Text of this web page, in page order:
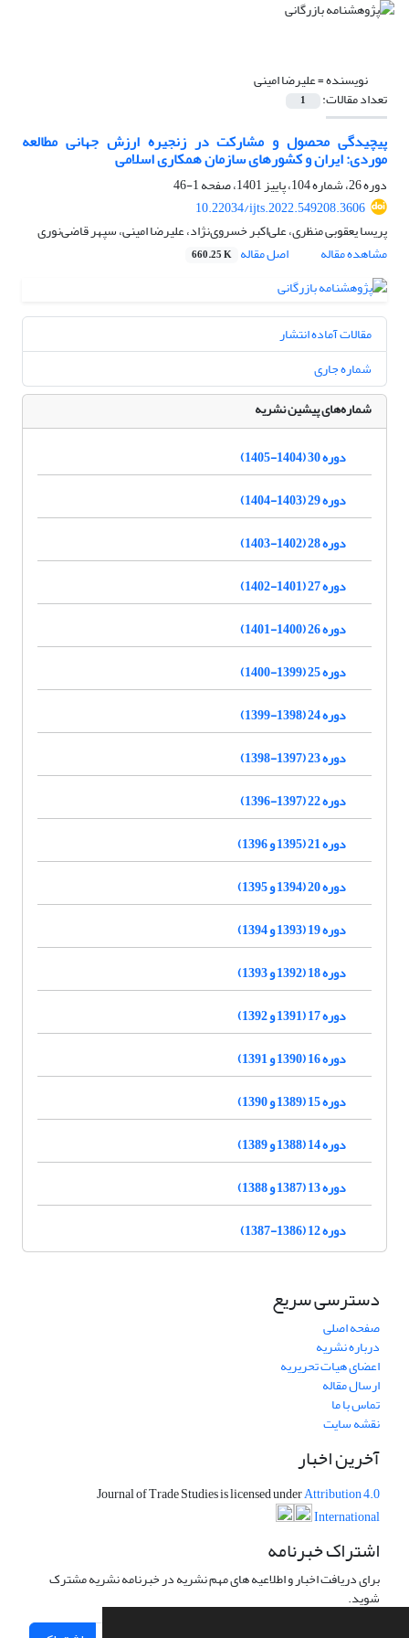
نویسنده =علیرضا امینی
تعداد مقالات: 1
پیچیدگی محصول و مشارکت در زنجیره ارزش جهانی مطالعه
موردی: ایران و کشورهای سازمان همکاری اسلامی
دوره 26، شماره 104، پاییز 1401، صفحه
1-46
10.22034/ijts.2022.549208.3606
پریسا یعقوبی منظری، علی‌اکبر خسروی‌نژاد، علیرضا امینی، سپهر قاضی‌نوری
مشاهده مقاله
اصل مقاله 660.25 K
مقالات آماده انتشار
شماره جاری
شماره‌های پیشین نشریه
دوره 30 (1404-1405)
دوره 29 (1403-1404)
دوره 28 (1402-1403)
دوره 27 (1401-1402)
دوره 26 (1400-1401)
دوره 25 (1399-1400)
دوره 24 (1398-1399)
دوره 23 (1397-1398)
دوره 22 (1397-1396)
دوره 21 (1395 و 1396)
دوره 20 (1394 و 1395)
دوره 19 (1393 و 1394)
دوره 18 (1392 و 1393)
دوره 17 (1391 و 1392)
دوره 16 (1390 و 1391)
دوره 15 (1389 و 1390)
دوره 14 (1388 و 1389)
دوره 13 (1387 و 1388)
دوره 12 (1386-1387)
دسترسی سریع
صفحه اصلی
درباره نشریه
اعضای هیات تحریریه
ارسال مقاله
تماس با ما
نقشه سایت
آخرین اخبار
Journal of Trade Studies is licensed underAttribution 4.0
International
اشتراک خبرنامه
برای دریافت اخبار و اطلاعیه های مهم نشریه در خبرنامه نشریه مشترک
شوید.